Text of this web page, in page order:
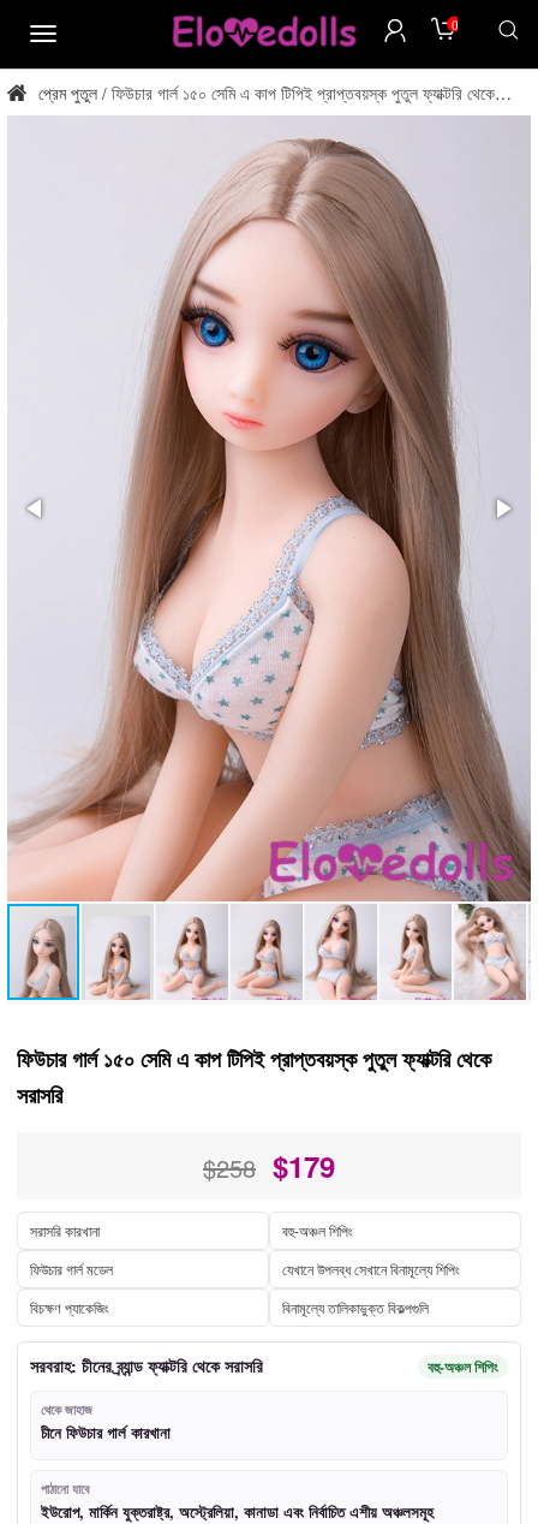
মেনু
0
প্রেম পুতুল / ফিউচার গার্ল ১৫০ সেমি এ কাপ টিপিই প্রাপ্তবয়স্ক পুতুল ফ্যাক্টরি থেকে
সরাসরি
ফিউচার গার্ল ১৫০ সেমি এ কাপ টিপিই প্রাপ্তবয়স্ক পুতুল ফ্যাক্টরি থেকে
সরাসরি
$258 $179
সরাসরি কারখানা
বহু-অঞ্চল শিপিং
ফিউচার গার্ল মডেল
যেখানে উপলব্ধ সেখানে বিনামূল্যে শিপিং
বিচক্ষণ প্যাকেজিং
বিনামূল্যে তালিকাভুক্ত বিকল্পগুলি
সরবরাহ: চীনের ব্র্যান্ড ফ্যাক্টরি থেকে সরাসরি বহু-অঞ্চল শিপিং
থেকে জাহাজ
চীনে ফিউচার গার্ল কারখানা
পাঠানো যাবে
ইউরোপ, মার্কিন যুক্তরাষ্ট্র, অস্ট্রেলিয়া, কানাডা এবং নির্বাচিত এশীয় অঞ্চলসমূহ